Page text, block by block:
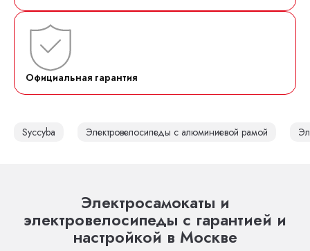
Официальная гарантия
Syccyba Электровелосипеды с алюминиевой рамой
Электросамокаты и
электровелосипеды с гарантией и
настройкой в Москве